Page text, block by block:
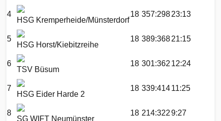
4
HSG Kremperheide/Münsterdorf
18 357:29823:13
5
HSG Horst/Kiebitzreihe
18 389:36821:15
6
TSV Büsum
18 301:362 12:24
7
HSG Eider Harde 2
18 339:41411:25
8
SG WIFT Neumünster
18 214:3229:27